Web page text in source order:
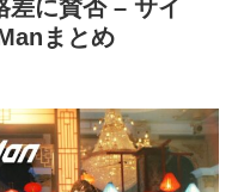
差に賛否 – サイ
まとめ